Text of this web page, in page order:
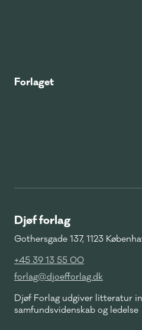
Forlaget
Djøf forlag
Gothersgade 137, 1123
+45 39 13 55 00
forlag@djoefforlag.dk
Djøf Forlag udgiver litteratur
samfundsvidenskab og ledelse